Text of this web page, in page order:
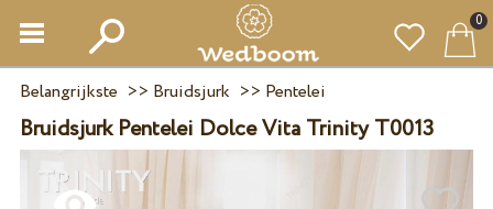
0
Belangrijkste >> Bruidsjurk >> Pentelei
Bruidsjurk Pentelei Dolce Vita Trinity T0013